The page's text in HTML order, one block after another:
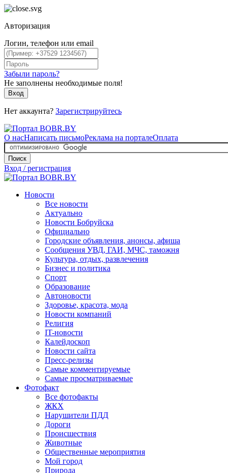
Авторизация
Логин, телефон или email
Забыли пароль?
Не заполнены необходимые поля!
Вход
Нет аккаунта? Зарегистрируйтесь
О насНаписать письмоРеклама на порталеОплата
Поиск
Вход / регистрация
Новости
Все новости
Актуально
Новости Бобруйска
Официально
Городские объявления, анонсы, афиша
Сообщения УВД, ГАИ, МЧС, таможня
Культура, отдых, развлечения
Бизнес и политика
Спорт
Образование
Автоновости
Здоровье, красота, мода
Новости компаний
Религия
IT-новости
Калейдоскоп
Новости сайта
Пресс-релизы
Самые комментируемые
Самые просматриваемые
Фотофакт
Все фотофакты
ЖКХ
Нарушители ПДД
Дороги
Происшествия
Животные
Общественные мероприятия
Мой город
Природа